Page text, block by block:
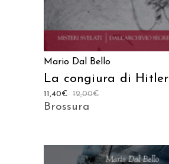
Mario Dal Bello
La congiura di Hitler
12,00€
11,40€
Brossura